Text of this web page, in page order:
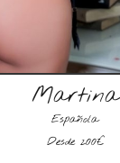
Martina
Española
Desde 200€